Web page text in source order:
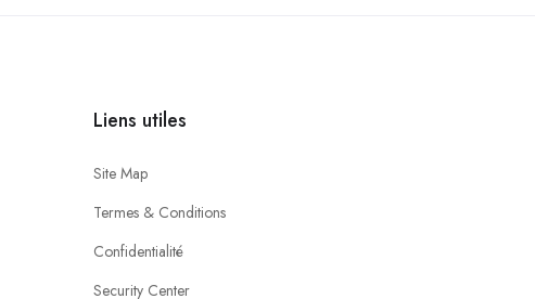
Liens utiles
Site Map
Termes & Conditions
Confidentialité
Security Center